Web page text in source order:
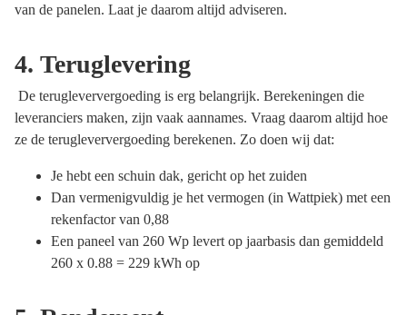
van de panelen. Laat je daarom altijd adviseren.
4. Teruglevering
De terugleververgoeding is erg belangrijk. Berekeningen die
leveranciers maken, zijn vaak aannames. Vraag daarom altijd hoe
ze de terugleververgoeding berekenen. Zo doen wij dat:
Je hebt een schuin dak, gericht op het zuiden
Dan vermenigvuldig je het vermogen (in Wattpiek) met een
rekenfactor van 0,88
Een paneel van 260 Wp levert op jaarbasis dan gemiddeld
260 x 0.88 = 229 kWh op